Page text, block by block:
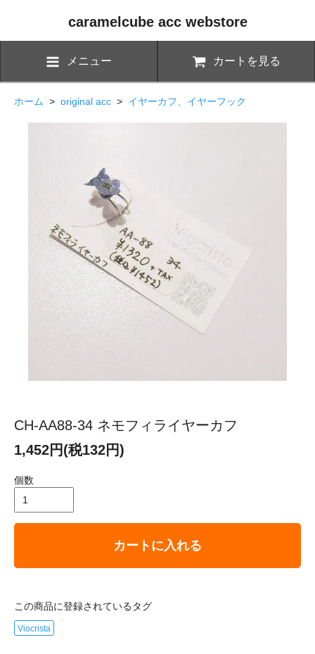
caramelcube acc webstore
メニュー カートを見る
ホーム > original acc > イヤーカフ、イヤーフック
CH-AA88-34 ネモフィライヤーカフ
1,452円(税132円)
個数
カートに入れる
この商品に登録されているタグ
Viocrista